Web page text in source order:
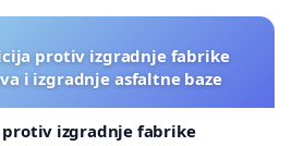
protiv izgradnje fabrike
i izgradnje asfaltne baze
protiv izgradnje fabrike